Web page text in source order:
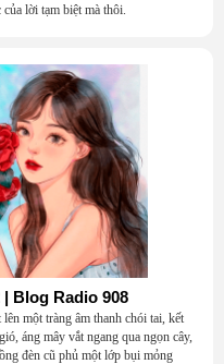
lời tạm biệt mà thôi.
Blog Radio 908
một tràng âm thanh chói tai, kết
áng mây vắt ngang qua ngọn cây,
đèn cũ phủ một lớp bụi mỏng